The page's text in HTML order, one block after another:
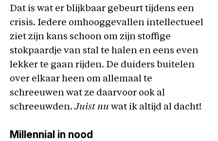
Dat is wat er blijkbaar gebeurt tijdens een
crisis. Iedere omhooggevallen intellectueel
ziet zijn kans schoon om zijn stoffige
stokpaardje van stal te halen en eens even
lekker te gaan rijden. De duiders buitelen
over elkaar heen om allemaal te
schreeuwen wat ze daarvoor ook al
schreeuwden.Juist nu wat ik altijd al dacht!
Millennial in nood